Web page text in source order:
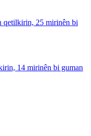
qetilkirin, 25 mirinên bi
14 mirinên bi guman